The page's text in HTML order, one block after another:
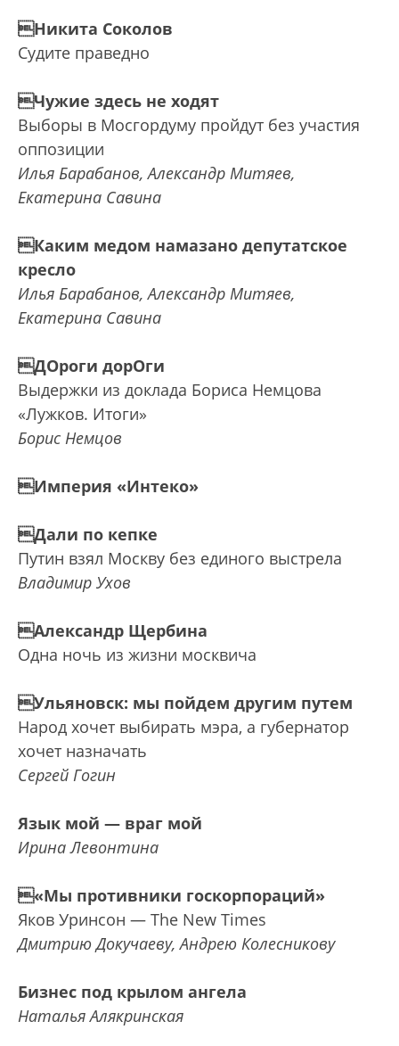
Никита Соколов
Судите праведно
Чужие здесь не ходят
Выборы в Мосгордуму пройдут без участия
оппозиции
Илья Барабанов, Александр Митяев,
Екатерина Савина
Каким медом намазано депутатское
кресло
Илья Барабанов, Александр Митяев,
Екатерина Савина
ДОроги дорОги
Выдержки из доклада Бориса Немцова
«Лужков. Итоги»
Борис Немцов
Империя «Интеко»
Дали по кепке
Путин взял Москву без единого выстрела
Владимир Ухов
Александр Щербина
Одна ночь из жизни москвича
Ульяновск: мы пойдем другим путем
Народ хочет выбирать мэра, а губернатор
хочет назначать
Сергей Гогин
Язык мой — враг мой
Ирина Левонтина
«Мы противники госкорпораций»
Яков Уринсон — The New Times
Дмитрию Докучаеву, Андрею Колесникову
Бизнес под крылом ангела
Наталья Алякринская